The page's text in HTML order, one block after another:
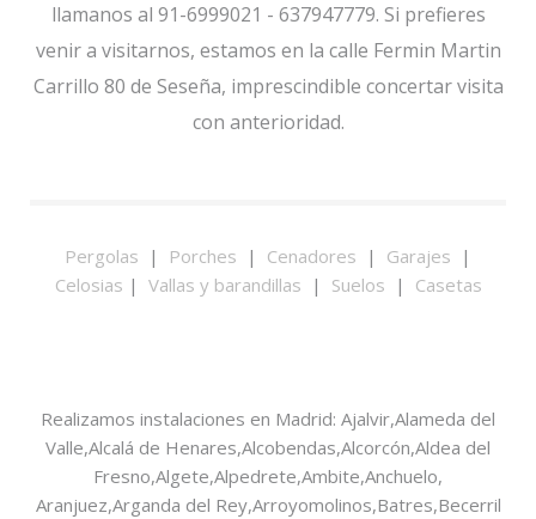
Correo electrónico*
Mensaje *
Captcha*
llamanos al 91-6999021 - 637947779. Si prefieres
venir a visitarnos, estamos en la calle Fermin Martin
Carrillo 80 de Seseña, imprescindible concertar visita
con anterioridad.
Pergolas | Porches | Cenadores | Garajes |
Celosias | Vallas y barandillas | Suelos | Casetas
Realizamos instalaciones en Madrid: Ajalvir,Alameda del
Valle,Alcalá de Henares,Alcobendas,Alcorcón,Aldea del
Fresno,Algete,Alpedrete,Ambite,Anchuelo,
Aranjuez,Arganda del Rey,Arroyomolinos,Batres,Becerril